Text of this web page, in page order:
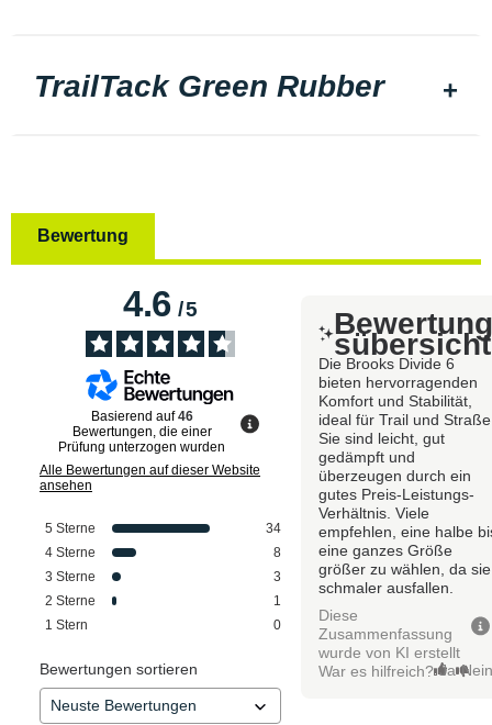
TrailTack Green Rubber
Bewertung
4.6/5
Basierend auf46
Bewertungen, die einer
Prüfung unterzogen wurden
Alle Bewertungen auf dieser Website
ansehen
5 Sterne
34
4 Sterne
8
3 Sterne
3
2 Sterne
1
1 Stern 0
Bewertungen sortieren
sübersicht
Die Brooks Divide 6
bieten hervorragenden
Komfort und Stabilität,
ideal für Trail und
Sie sind leicht, gut
gedämpft und
überzeugen durch ein
gutes Preis-Leistungs-
Verhältnis. Viele
empfehlen, eine halbe
eine ganzes Größe
größer zu wählen, da sie
schmaler ausfallen.
Diese
Zusammenfassung
wurde von KI erstellt
War es hilfreich? Ja